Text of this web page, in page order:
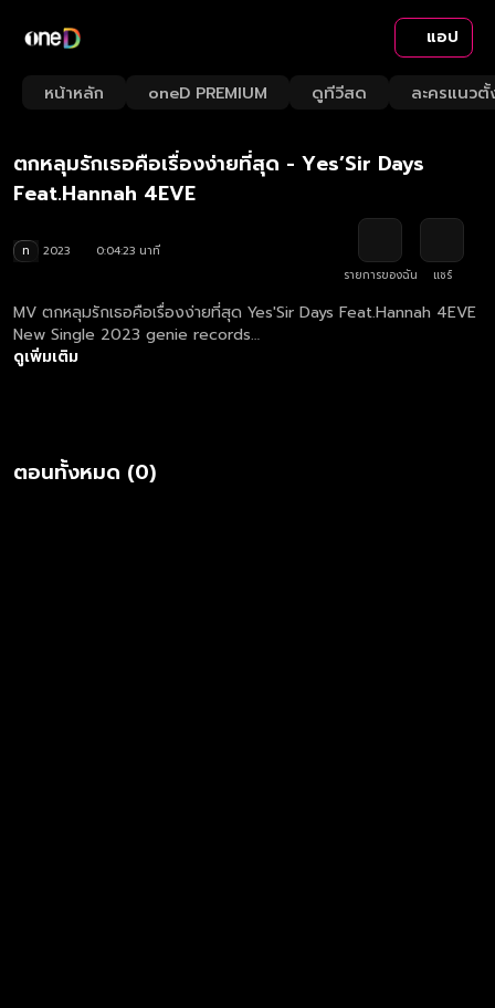
แอป
หน้าหลัก oneD PREMIUM ดูทีวีสด ละครแนวตั้
Loaded:
22.59%
Rate
ตกหลุมรักเธอคือเรื่องง่ายที่สุด - Yes’Sir Days
Feat.Hannah 4EVE
ท 2023
0:04:23 นาที
รายการของฉัน
แชร์
MV ตกหลุมรักเธอคือเรื่องง่ายที่สุด Yes'Sir Days Feat.Hannah 4EVE
New Single 2023 genie records
https://www.fb.com/Yessirdays | IG @Yessirdaysband เนื้อร้อง :
ดูเพิ่มเติม
ตอนทั้งหมด (0)